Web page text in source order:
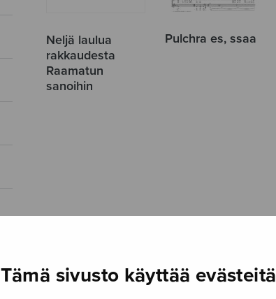
Tämä sivusto käyttää evästeitä
Neljä laulua
rakkaudesta
Raamatun
sanoihin
Pulchra es, ssaa